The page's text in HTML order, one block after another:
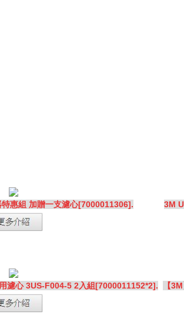
惠組 加贈一支濾心[7000011306]. 3M
濾心 3US-F004-5 2入組[7000011152*2]. 【